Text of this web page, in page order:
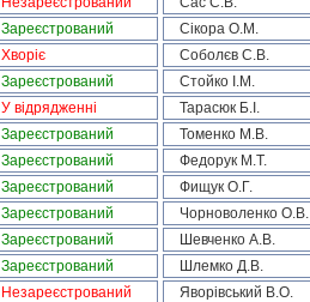
Зареєстрований Сікора О.М.
Хворіє Соболєв С.В.
Зареєстрований Стойко І.М.
У відрядженні Тарасюк Б.І.
Зареєстрований Томенко М.В.
Зареєстрований Федорук М.Т.
Зареєстрований Фищук О.Г.
Зареєстрований Чорноволенко О.В.
Зареєстрований Шевченко А.В.
Зареєстрований Шлемко Д.В.
Незареєстрований Яворівський В.О.